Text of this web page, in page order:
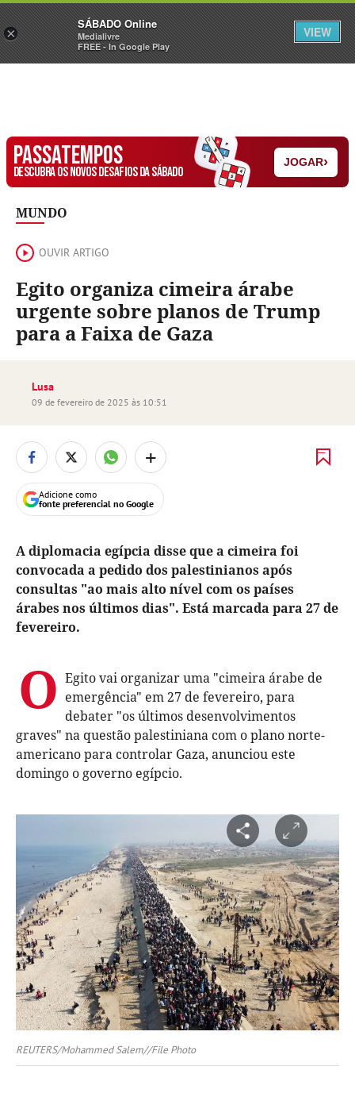
Sábado Assine Iniciar Sessão
PASSATEMPOS
DESCUBRA OS NOVOS DESAFIOS DA SÁBADO
JOGAR›
MUNDO
OUVIR ARTIGO
Egito organiza cimeira árabe
urgente sobre planos de Trump
para a Faixa de Gaza
Lusa
09 de fevereiro de 2025 às 10:51
+
Adicione como
fonte preferencial no Google
A diplomacia egípcia disse que a cimeira foi
convocada a pedido dos palestinianos após
consultas "ao mais alto nível com os países
árabes nos últimos dias". Está marcada para 27 de
fevereiro.
O Egito vai organizar uma "cimeira árabe de
emergência" em 27 de fevereiro, para
debater "os últimos desenvolvimentos
graves" na questão palestiniana com o plano norte-
americano para controlar Gaza, anunciou este
domingo o governo egípcio.
REUTERS/Mohammed Salem//File Photo
×
SÁBADO Online
Medialivre
FREE - In Google Play
VIEW